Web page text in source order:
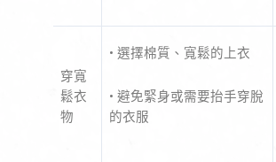
穿寬
鬆衣
物
• 選擇棉質、寬鬆的上衣
• 避免緊身或需要抬手穿脫
的衣服